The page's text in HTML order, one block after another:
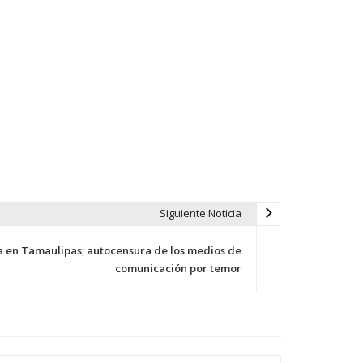
Siguiente Noticia
en Tamaulipas; autocensura de los medios de
comunicación por temor